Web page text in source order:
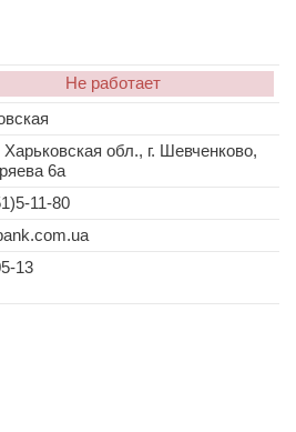
Не работает
Харьковская обл., г. Шевченково,
6а
11-80
13